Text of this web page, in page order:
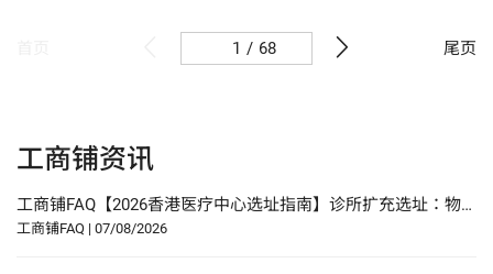
/ 68 尾页
工商铺资讯
工商铺FAQ【2026香港医疗中心选址指南】诊所扩充选址：物业要求、人流分析与合规要点
工商铺FAQ | 07/08/2026